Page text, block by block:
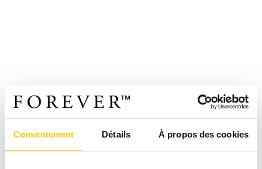
Consentement Détails À propos des cookies